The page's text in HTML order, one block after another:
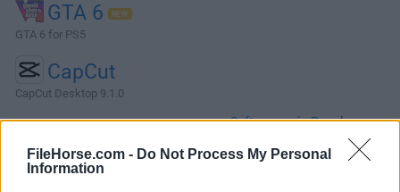
FileHorse.com - Do Not Process My Personal
Information
GTA 6
GTA 6 for PS5
CapCut
CapCut Desktop 9.1.0
Software más Populares »
Acerca de AIMP